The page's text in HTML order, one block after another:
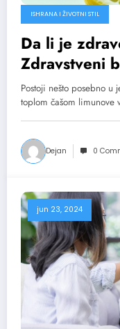
ISHRANA I ŽIVOTNI STIL
Da li je
Zdravstveni
Postoji nešto posebno u
toplom čašom
Dejan 0
jun 23, 2024